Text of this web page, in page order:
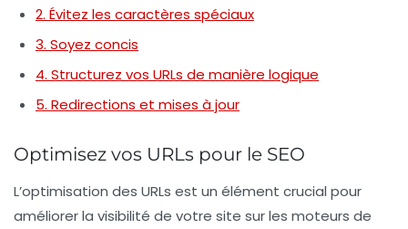
2. Évitez les caractères spéciaux
3. Soyez concis
4. Structurez vos URLs de manière logique
5. Redirections et mises à jour
Optimisez vos URLs pour le SEO
L’optimisation des URLs est un élément crucial pour
améliorer la visibilité de votre site sur les moteurs de